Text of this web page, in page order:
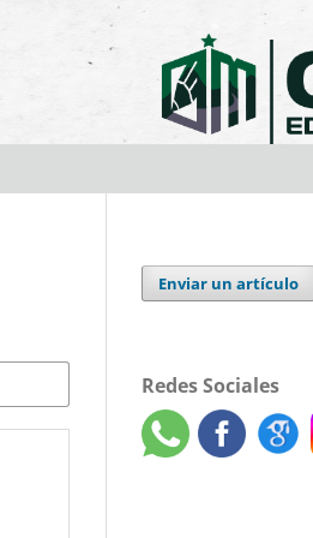
Enviar un artículo
Redes Sociales